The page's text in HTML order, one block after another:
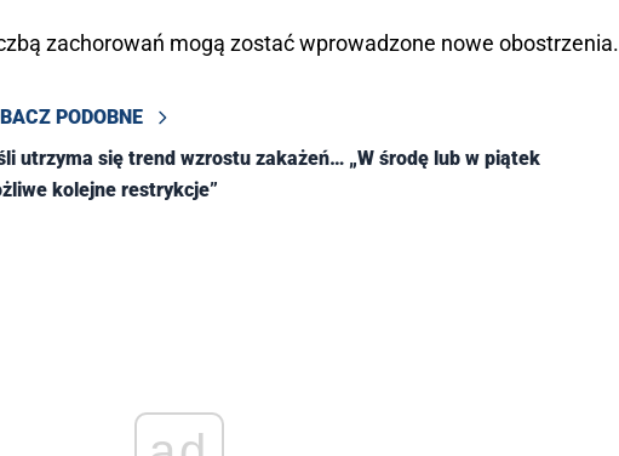
zachorowań mogą zostać wprowadzone nowe obostrzenia.
PODOBNE
utrzyma się trend wzrostu zakażeń… „W środę lub w piątek
kolejne restrykcje”